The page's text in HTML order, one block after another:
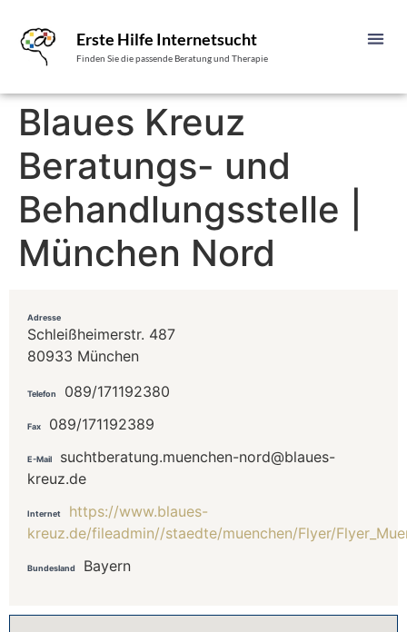
Erste Hilfe Internetsucht
Finden Sie die passende Beratung und Therapie
Blaues Kreuz
Beratungs- und
Behandlungsstelle |
München Nord
Adresse
Schleißheimerstr. 487
80933 München
Telefon 089/171192380
Fax 089/171192389
E-Mail
suchtberatung.muenchen-nord@blaues-
kreuz.de
Internet
https://www.blaues-
kreuz.de/fileadmin//staedte/muenchen/Flyer/
Bundesland Bayern